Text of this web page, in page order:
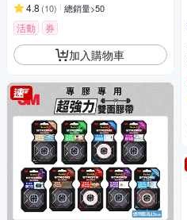
4.8 (10) 總銷量>50
活動 券
加入購物車